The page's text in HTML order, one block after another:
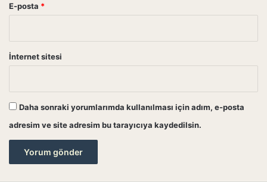
E-posta *
İnternet sitesi
Daha sonraki yorumlarımda kullanılması için adım, e-posta
adresim ve site adresim bu tarayıcıya kaydedilsin.